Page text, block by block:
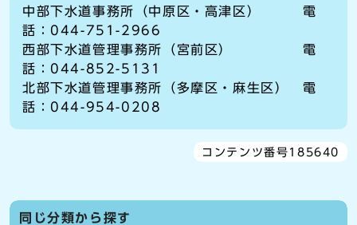
中部下水道事務所（中原区・高津区） 電
話：044-751-2966
西部下水道管理事務所（宮前区） 電
話：044-852-5131
北部下水道管理事務所（多摩区・麻生区） 電
話：044-954-0208
コンテンツ番号185640
同じ分類から探す